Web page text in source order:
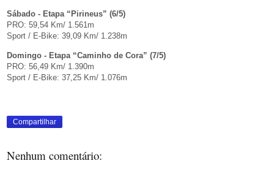
Sábado - Etapa “Pirineus” (6/5)
PRO: 59,54 Km/ 1.561m
Sport / E-Bike: 39,09 Km/ 1.238m
Domingo - Etapa “Caminho de Cora” (7/5)
PRO: 56,49 Km/ 1.390m
Sport / E-Bike: 37,25 Km/ 1.076m
Compartilhar
Nenhum comentário: